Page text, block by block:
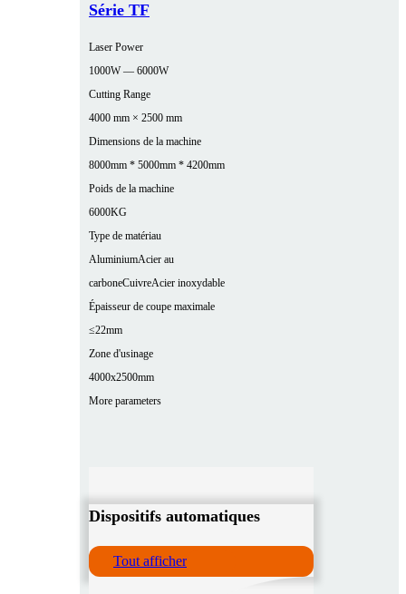
Série TF
Laser Power
1000W — 6000W
Cutting Range
4000 mm × 2500 mm
Dimensions de la machine
8000mm * 5000mm * 4200mm
Poids de la machine
6000KG
Type de matériau
AluminiumAcier au
carboneCuivreAcier inoxydable
Épaisseur de coupe maximale
≤22mm
Zone d'usinage
4000x2500mm
More parameters
Dispositifs automatiques
Tout afficher